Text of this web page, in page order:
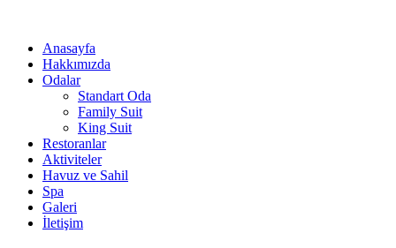
Anasayfa
Hakkımızda
Odalar
Standart Oda
Family Suit
King Suit
Restoranlar
Aktiviteler
Havuz ve Sahil
Spa
Galeri
İletişim